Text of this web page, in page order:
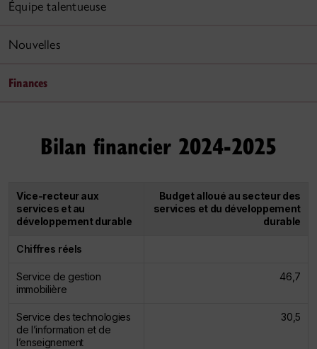
Équipe talentueuse
Nouvelles
Finances
Bilan financier 2024-2025
Vice-recteur aux
services et au
développement durable
Budget alloué au secteur des
services et du développement
durable
Chiffres réels
Service de gestion
immobilière
46,7
Service des technologies
de l’information et de
l’enseignement
30,5